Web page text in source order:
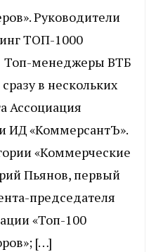
Руководители
ТОП-1000
менеджеры ВТБ
в нескольких
Ассоциация
ИД «КоммерсантЪ».
«Коммерческие
Пьянов, первый
председателя
«Топ-100
[…]